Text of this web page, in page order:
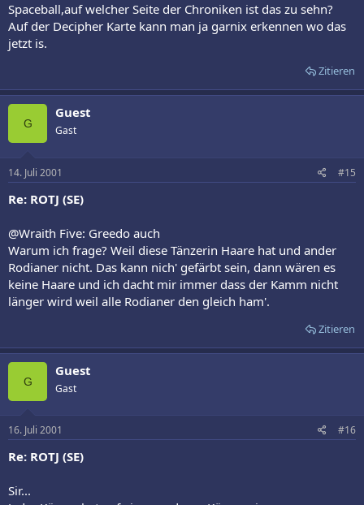
Spaceball,auf welcher Seite der Chroniken ist das zu sehn?
Auf der Decipher Karte kann man ja garnix erkennen wo das
jetzt is.
Zitieren
G
Guest
Gast
14. Juli 2001 #15
Re: ROTJ (SE)
@Wraith Five: Greedo auch
Warum ich frage? Weil diese Tänzerin Haare hat und ander
Rodianer nicht. Das kann nich' gefärbt sein, dann wären es
keine Haare und ich dacht mir immer dass der Kamm nicht
länger wird weil alle Rodianer den gleich ham'.
Zitieren
G
Guest
Gast
16. Juli 2001 #16
Re: ROTJ (SE)
Sir...